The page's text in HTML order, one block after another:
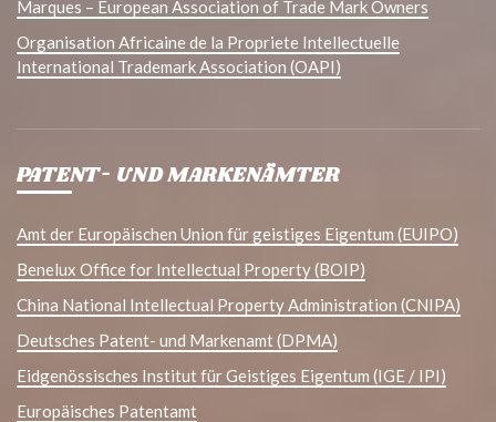
Marques – European Association of Trade Mark Owners
Organisation Africaine de la Propriete Intellectuelle
International Trademark Association (OAPI)
PATENT- UND MARKENÄMTER
Amt der Europäischen Union für geistiges Eigentum (EUIPO)
Benelux Office for Intellectual Property (BOIP)
China National Intellectual Property Administration (CNIPA)
Deutsches Patent- und Markenamt (DPMA)
Eidgenössisches Institut für Geistiges Eigentum (IGE / IPI)
Europäisches Patentamt